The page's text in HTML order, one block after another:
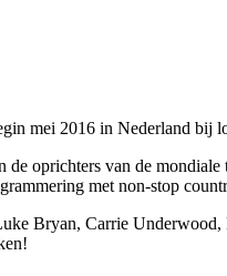
mei 2016 in Nederland bij
de oprichters van de
met non-stop
Bryan, Carrie